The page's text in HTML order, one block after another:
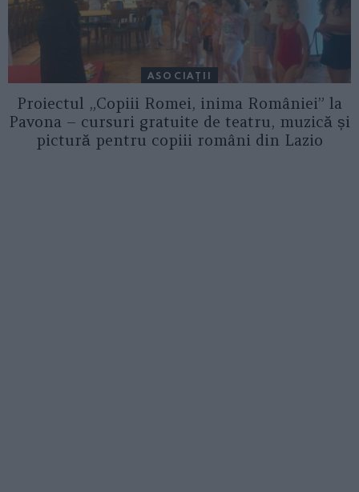
ASOCIAŢII
Proiectul „Copiii Romei, inima României” la
Pavona – cursuri gratuite de teatru, muzică și
pictură pentru copiii români din Lazio